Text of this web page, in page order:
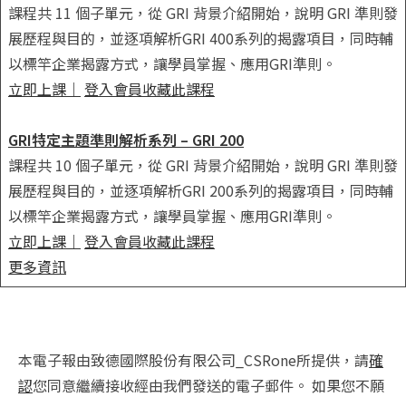
課程共 11 個子單元，從 GRI 背景介紹開始，說明 GRI 準則發
展歷程與目的，並逐項解析GRI 400系列的揭露項目，同時輔
以標竿企業揭露方式，讓學員掌握、應用GRI準則。
立即上課 ｜ 登入會員收藏此課程
GRI特定主題準則解析系列 – GRI 200
課程共 10 個子單元，從 GRI 背景介紹開始，說明 GRI 準則發
展歷程與目的，並逐項解析GRI 200系列的揭露項目，同時輔
以標竿企業揭露方式，讓學員掌握、應用GRI準則。
立即上課 ｜ 登入會員收藏此課程
更多資訊
本電子報由致德國際股份有限公司_CSRone所提供，請確
認您同意繼續接收經由我們發送的電子郵件。 如果您不願